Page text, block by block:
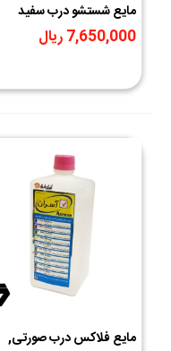
مایع شستشو درب سفید
آسران ASERAN P-800
7,650,000 ریال
مایع فلاکس درب صورتی,